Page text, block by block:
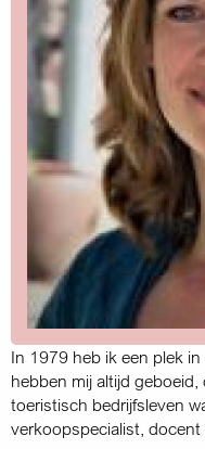
In 1979 heb ik een plek
hebben mij altijd
toeristisch bedrijfsleven
verkoopspecialist, docent